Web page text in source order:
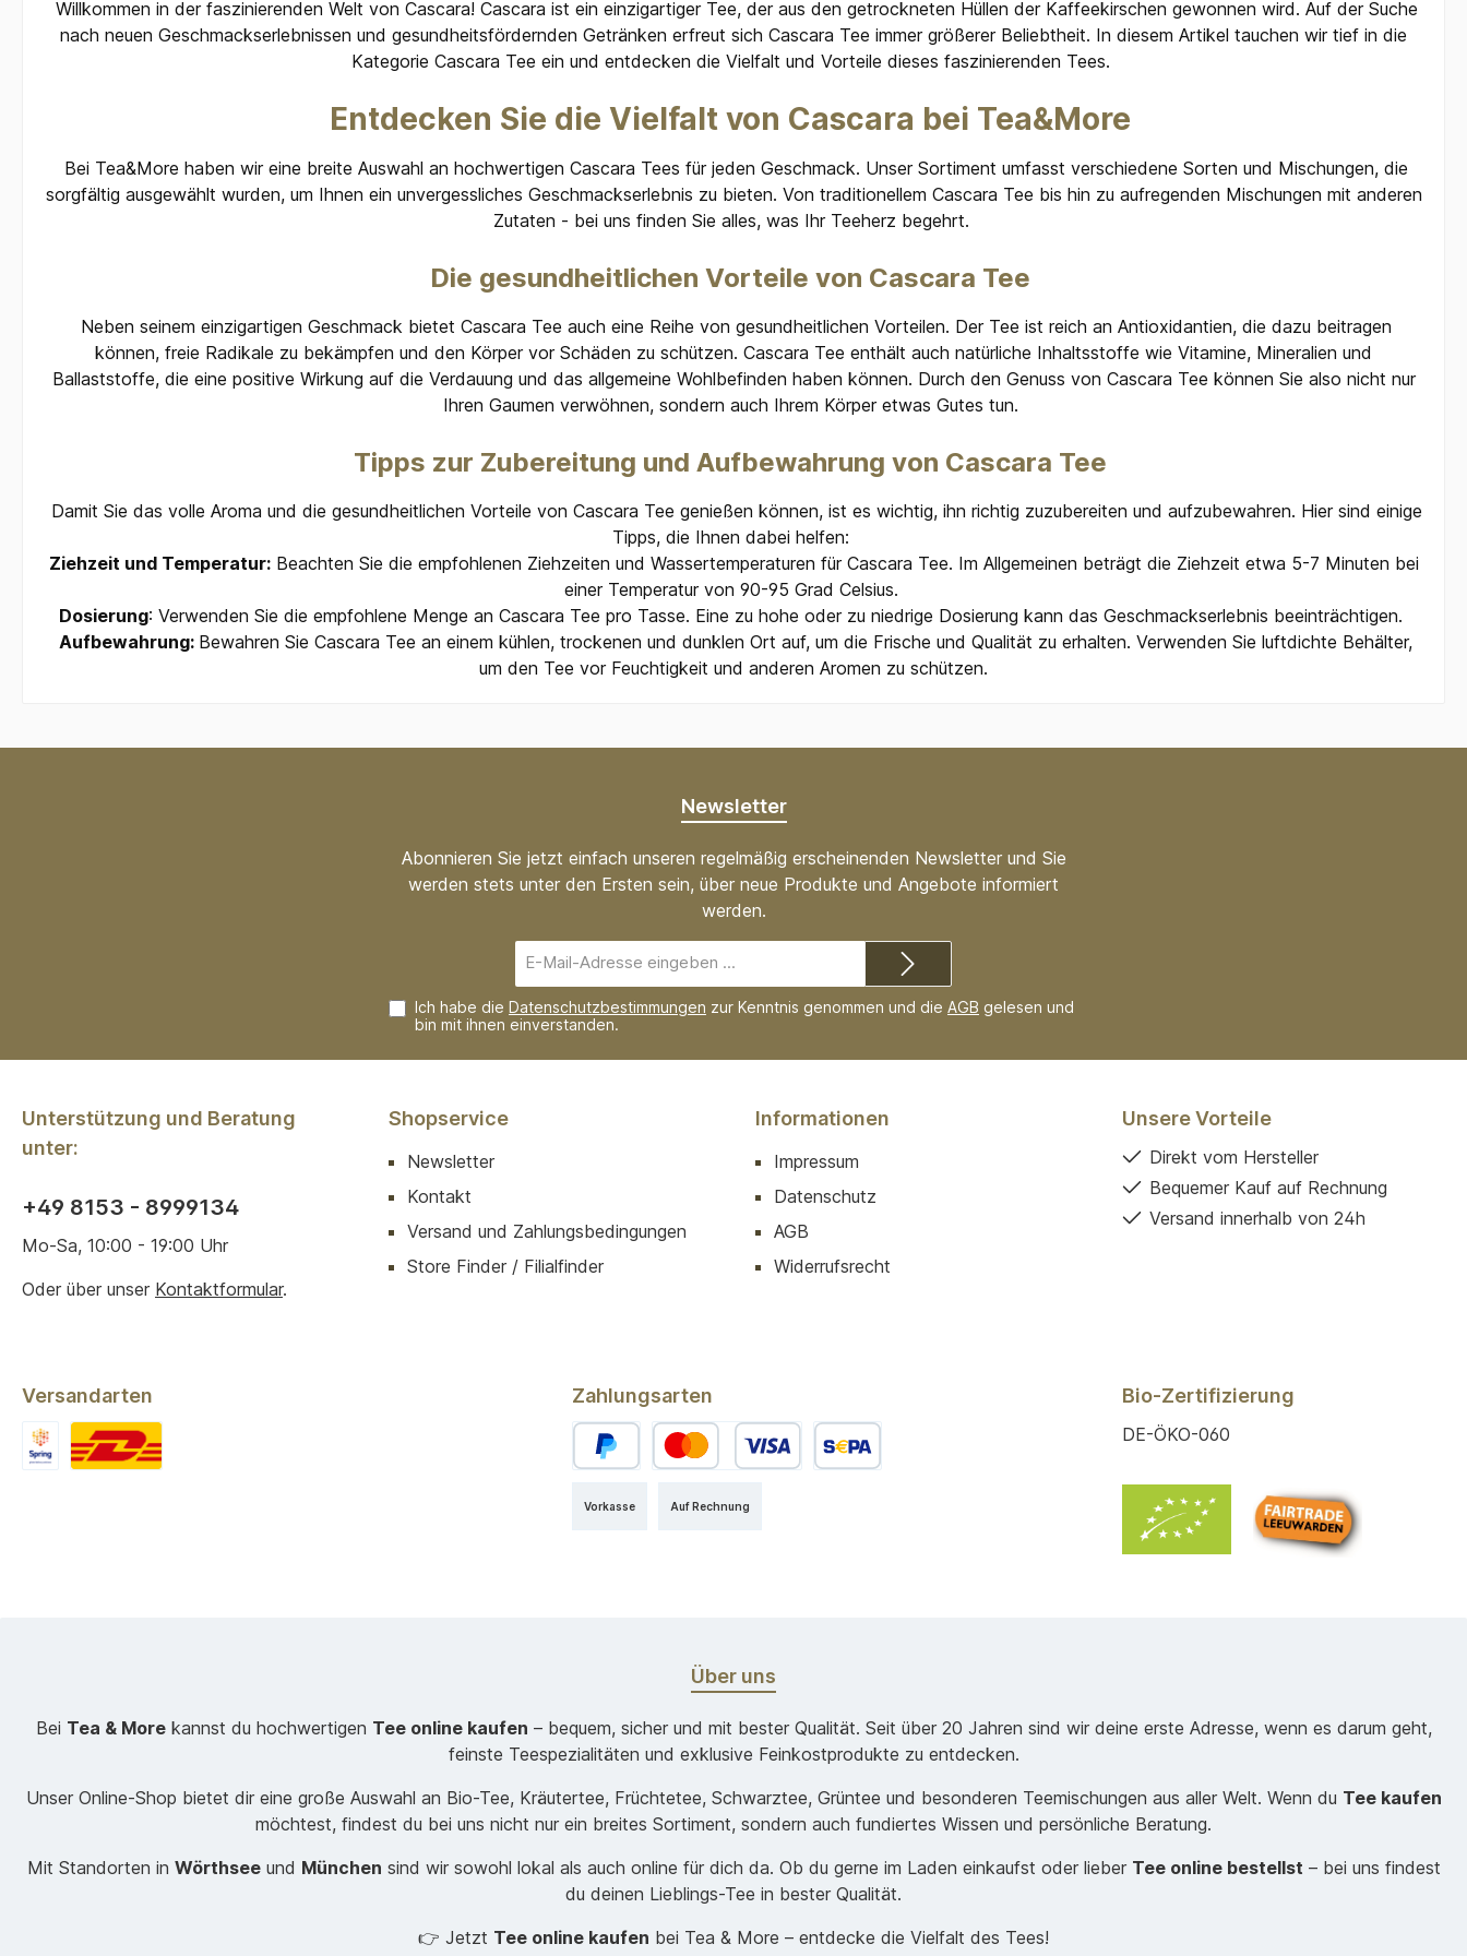
Kaffeekirsche) (30%), Apfelwürfel,
natürliches Aroma, natürliches
(50%), Bio-Apfelstücke, Bio-
Orangenscheiben (10%), Bio-
Aroma, natürliches Blutorangen-Aroma,
Willkommen in der faszinierenden Welt von Cascara! Cascara ist ein einzigartiger Tee, der aus den getrockneten Hüllen der Kaffeekirschen gewonnen wird. Auf der Suche
nach neuen Geschmackserlebnissen und gesundheitsfördernden Getränken erfreut sich Cascara Tee immer größerer Beliebtheit. In diesem Artikel tauchen wir tief in die
Kategorie Cascara Tee ein und entdecken die Vielfalt und Vorteile dieses faszinierenden Tees.
Entdecken Sie die Vielfalt von Cascara bei Tea&More
Bei Tea&More haben wir eine breite Auswahl an hochwertigen Cascara Tees für jeden Geschmack. Unser Sortiment umfasst verschiedene Sorten und Mischungen, die
sorgfältig ausgewählt wurden, um Ihnen ein unvergessliches Geschmackserlebnis zu bieten. Von traditionellem Cascara Tee bis hin zu aufregenden Mischungen mit anderen
Zutaten - bei uns finden Sie alles, was Ihr Teeherz begehrt.
Die gesundheitlichen Vorteile von Cascara Tee
Neben seinem einzigartigen Geschmack bietet Cascara Tee auch eine Reihe von gesundheitlichen Vorteilen. Der Tee ist reich an Antioxidantien, die dazu beitragen
können, freie Radikale zu bekämpfen und den Körper vor Schäden zu schützen. Cascara Tee enthält auch natürliche Inhaltsstoffe wie Vitamine, Mineralien und
Ballaststoffe, die eine positive Wirkung auf die Verdauung und das allgemeine Wohlbefinden haben können. Durch den Genuss von Cascara Tee können Sie also nicht nur
Ihren Gaumen verwöhnen, sondern auch Ihrem Körper etwas Gutes tun.
Tipps zur Zubereitung und Aufbewahrung von Cascara Tee
Damit Sie das volle Aroma und die gesundheitlichen Vorteile von Cascara Tee genießen können, ist es wichtig, ihn richtig zuzubereiten und aufzubewahren. Hier sind einige
Tipps, die Ihnen dabei helfen:
Ziehzeit und Temperatur:Beachten Sie die empfohlenen Ziehzeiten und Wassertemperaturen für Cascara Tee. Im Allgemeinen beträgt die Ziehzeit etwa 5-7 Minuten bei
einer Temperatur von 90-95 Grad Celsius.
Dosierung: Verwenden Sie die empfohlene Menge an Cascara Tee pro Tasse. Eine zu hohe oder zu niedrige Dosierung kann das Geschmackserlebnis beeinträchtigen.
Aufbewahrung: Bewahren Sie Cascara Tee an einem kühlen, trockenen und dunklen Ort auf, um die Frische und Qualität zu erhalten. Verwenden Sie luftdichte Behälter,
um den Tee vor Feuchtigkeit und anderen Aromen zu schützen.
Newsletter
Abonnieren Sie jetzt einfach unseren regelmäßig erscheinenden Newsletter und Sie
werden stets unter den Ersten sein, über neue Produkte und Angebote informiert
werden.
Mail-
Adresse*
Ich habe die Datenschutzbestimmungen zur Kenntnis genommen und die AGB gelesen und
bin mit ihnen einverstanden.
Unterstützung und Beratung
unter:
+49 8153 - 8999134
Mo-Sa, 10:00 - 19:00 Uhr
Oder über unser Kontaktformular.
Shopservice
Newsletter
Kontakt
Versand und Zahlungsbedingungen
Store Finder / Filialfinder
Informationen
Impressum
Datenschutz
AGB
Widerrufsrecht
Unsere Vorteile
Direkt vom Hersteller
Bequemer Kauf auf Rechnung
Versand innerhalb von 24h
Versandarten Zahlungsarten
Auf Rechnung
Vorkasse
Bio-Zertifizierung
DE-ÖKO-060
Über uns
Bei Tea & Morekannst du hochwertigen Tee online kaufen – bequem, sicher und mit bester Qualität. Seit über 20 Jahren sind wir deine erste Adresse, wenn es darum geht,
feinste Teespezialitäten und exklusive Feinkostprodukte zu entdecken.
Unser Online-Shop bietet dir eine große Auswahl an Bio-Tee, Kräutertee, Früchtetee, Schwarztee, Grüntee und besonderen Teemischungen aus aller Welt. Wenn du Tee kaufen
möchtest, findest du bei uns nicht nur ein breites Sortiment, sondern auch fundiertes Wissen und persönliche Beratung.
Mit Standorten in Wörthseeund München sind wir sowohl lokal als auch online für dich da. Ob du gerne im Laden einkaufst oder lieber Tee online bestellst – bei uns findest
du deinen Lieblings-Tee in bester Qualität.
👉 Jetzt Tee online kaufen bei Tea & More – entdecke die Vielfalt des Tees!